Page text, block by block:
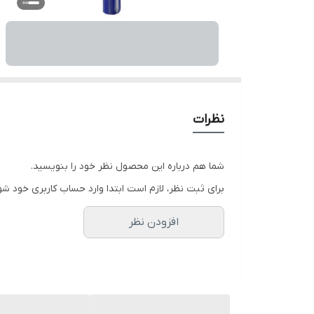
نظرات
شما هم درباره این محصول نظر خود را بنویسید.
برای ثبت نظر، لازم است ابتدا وارد حساب کاربری خود
افزودن نظر